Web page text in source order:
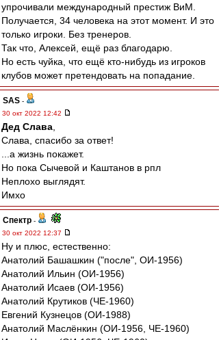
упрочивали международный престиж ВиМ.
Получается, 34 человека на этот момент. И это
только игроки. Без тренеров.
Так что, Алексей, ещё раз благодарю.
Но есть чуйка, что ещё кто-нибудь из игроков
клубов может претендовать на попадание.
SAS -
30 окт 2022 12:42
Дед Слава
Слава, спасибо за ответ!
...а жизнь покажет.
Но пока Сычевой и Каштанов в рпл
Неплохо выглядят.
Имхо
Спектр -
30 окт 2022 12:37
Ну и плюс, естественно:
Анатолий Башашкин ("после", ОИ-1956)
Анатолий Ильин (ОИ-1956)
Анатолий Исаев (ОИ-1956)
Анатолий Крутиков (ЧЕ-1960)
Евгений Кузнецов (ОИ-1988)
Анатолий Маслёнкин (ОИ-1956, ЧЕ-1960)